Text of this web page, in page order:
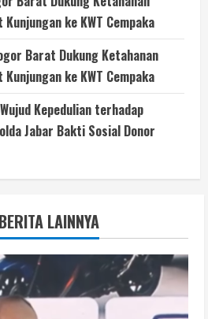
ke KWT Cempaka
Barat Dukung Ketahanan
ke KWT Cempaka
Wujud Kepedulian terhadap
Jabar Bakti Sosial Donor
LAINNYA